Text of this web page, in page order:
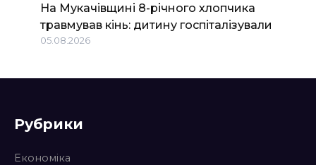
На Мукачівщині 8-річного хлопчика
травмував кінь: дитину госпіталізували
05.08.2026
Рубрики
Економіка